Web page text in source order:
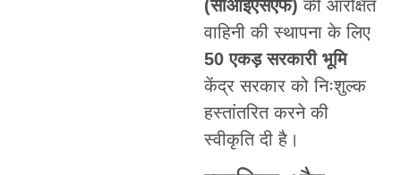
(सीआईएसएफ) की आरक्षित
वाहिनी की स्थापना के लिए
50 एकड़ सरकारी भूमि
केंद्र सरकार को निःशुल्क
हस्तांतरित करने की
स्वीकृति दी है।